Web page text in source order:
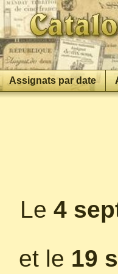
Assignats par date
Le 4
et le 19